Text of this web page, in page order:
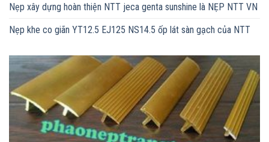
Nẹp xây dựng hoàn thiện NTT jeca genta sunshine là NẸP NTT VN
Nẹp khe co giãn YT12.5 EJ125 NS14.5 ốp lát sàn gạch của NTT